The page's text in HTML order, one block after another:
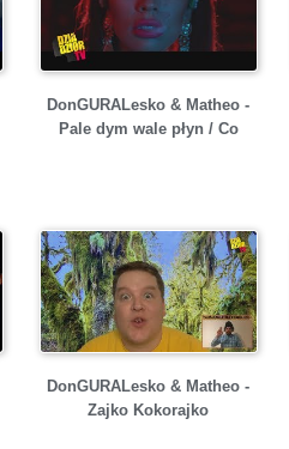
DonGURALesko & Matheo -
Pale dym wale płyn / Co
DonGURALesko & Matheo -
Zajko Kokorajko